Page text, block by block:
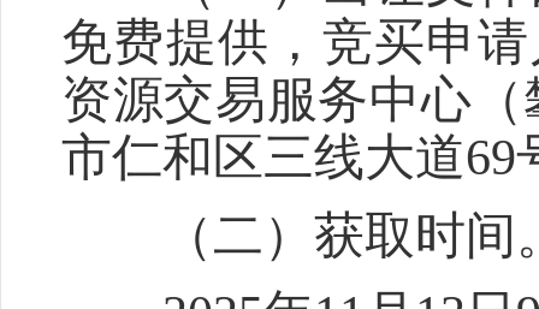
免费提供，竞买申
资源交易服务中心
市仁和区三线大道69
（二）获取时间